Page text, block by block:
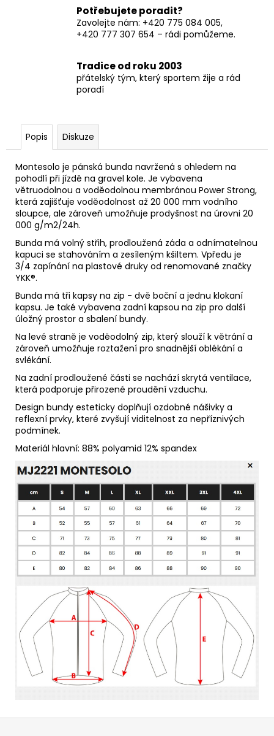
Potřebujete poradit?
Zavolejte nám: +420 775 084 005,
+420 777 307 654 – rádi pomůžeme.
Tradice od roku 2003
přátelský tým, který sportem žije a rád
poradí
Popis Diskuze
Montesolo je pánská bunda navržená s ohledem na
pohodlí při jízdě na gravel kole. Je vybavena
větruodolnou a voděodolnou membránou Power Strong,
která zajišťuje voděodolnost až 20 000 mm vodního
sloupce, ale zároveň umožňuje prodyšnost na úrovni 20
000 g/m2/24h.
Bunda má volný střih, prodloužená záda a odnímatelnou
kapuci se stahováním a zesíleným kšiltem. Vpředu je
3/4 zapínání na plastové druky od renomované značky
YKK®.
Bunda má tři kapsy na zip - dvě boční a jednu klokaní
kapsu. Je také vybavena zadní kapsou na zip pro další
úložný prostor a sbalení bundy.
Na levé straně je voděodolný zip, který slouží k větrání a
zároveň umožňuje roztažení pro snadnější oblékání a
svlékání.
Na zadní prodloužené části se nachází skrytá ventilace,
která podporuje přirozené proudění vzduchu.
Design bundy esteticky doplňují ozdobné nášivky a
reflexní prvky, které zvyšují viditelnost za nepříznivých
podmínek.
Materiál hlavní: 88% polyamid 12% spandex
Z